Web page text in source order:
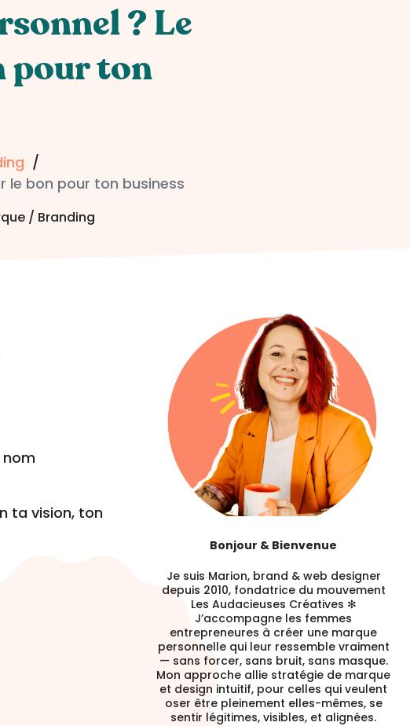
? Le
pour ton
le bon pour ton business
/ Branding
ta vision, ton
Bonjour & Bienvenue
Je suis Marion, brand & web designer
depuis 2010, fondatrice du mouvement
Les Audacieuses Créatives ✻
J’accompagne les femmes
entrepreneures à créer une marque
personnelle qui leur ressemble vraiment
— sans forcer, sans bruit, sans masque.
Mon approche allie stratégie de marque
et design intuitif, pour celles qui veulent
oser être pleinement elles-mêmes, se
sentir légitimes, visibles, et alignées.